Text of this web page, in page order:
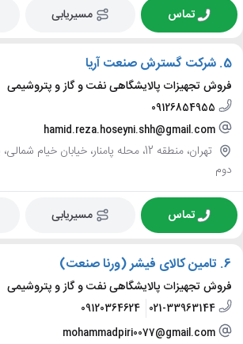
تماس مسیریابی
5. شرکت گسترش صنعت آریا
فروش تجهیزات پالایشگاهی نفت و گاز و پتروشیمی
09126854955
hamid.reza.hoseyni.shh@gmail.com
تهران، منطقه 12، محله پامنار، خیابان
دوم
تماس مسیریابی
6. تامین کالای فیشر (ورنا صنعت)
فروش تجهیزات پالایشگاهی نفت و گاز و پتروشیمی
021-33963144
09120364624
mohammadpiri0077@gmail.com